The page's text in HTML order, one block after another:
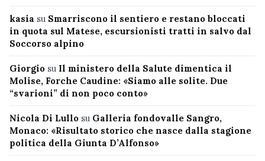
kasia su Smarriscono il sentiero e restano bloccati
in quota sul Matese, escursionisti tratti in salvo dal
Soccorso alpino
Giorgio su Il ministero della Salute dimentica il
Molise, Forche Caudine: «Siamo alle solite. Due
“svarioni” di non poco conto»
Nicola Di Lullo su Galleria fondovalle Sangro,
Monaco: «Risultato storico che nasce dalla stagione
politica della Giunta D’Alfonso»